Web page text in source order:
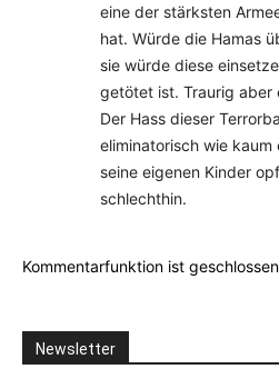
eine der stärksten
hat. Würde die Hamas
sie würde diese
getötet ist. Traurig aber
Der Hass dieser
eliminatorisch wie
seine eigenen Kinder
schlechthin.
Kommentarfunktion ist
Newsletter